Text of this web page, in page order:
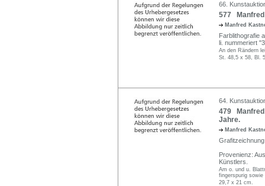
66.
577 Manfred
Manfred
Farblithografie
li. nummeriert
An den Rändern
St. 48,5 x 58, Bl.
64.
479 Manfred
Jahre.
Manfred
Provenienz:
Künstlers.
Am o. und u.
fingerspurig sowie
29,7 x 21 cm.